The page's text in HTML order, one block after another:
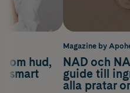
om hud,
smart
Magazine by
NAD och
guide till
alla pratar